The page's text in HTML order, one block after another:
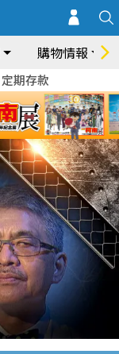
購物情報
定期存款